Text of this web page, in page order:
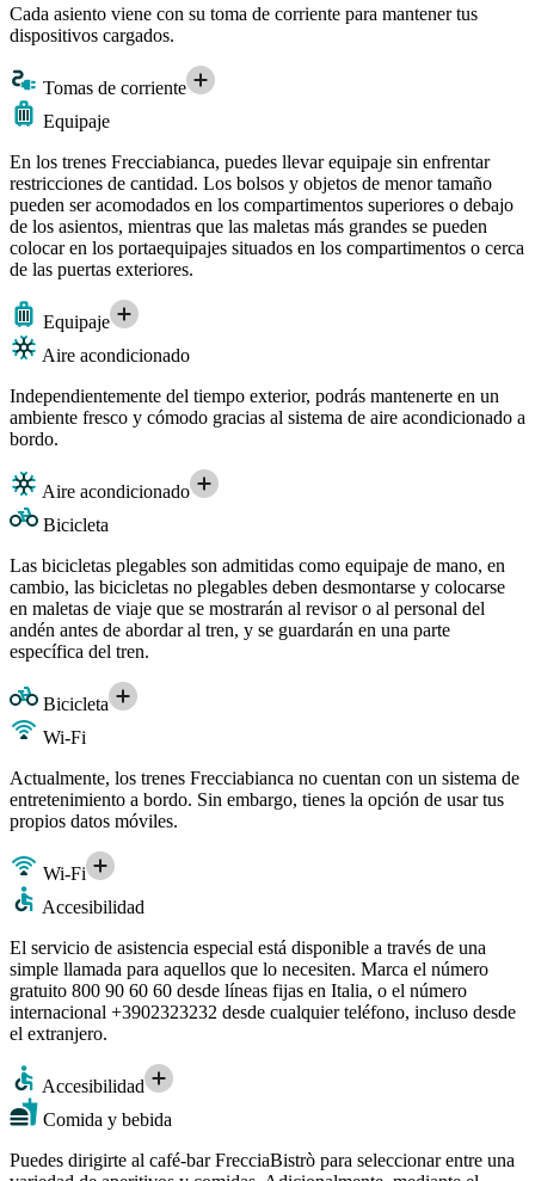
Cada asiento viene con su toma de corriente para mantener tus
dispositivos cargados.
Tomas de corriente
Equipaje
En los trenes Frecciabianca, puedes llevar equipaje sin enfrentar
restricciones de cantidad. Los bolsos y objetos de menor tamaño
pueden ser acomodados en los compartimentos superiores o debajo
de los asientos, mientras que las maletas más grandes se pueden
colocar en los portaequipajes situados en los compartimentos o cerca
de las puertas exteriores.
Equipaje
Aire acondicionado
Independientemente del tiempo exterior, podrás mantenerte en un
ambiente fresco y cómodo gracias al sistema de aire acondicionado a
bordo.
Aire acondicionado
Bicicleta
Las bicicletas plegables son admitidas como equipaje de mano, en
cambio, las bicicletas no plegables deben desmontarse y colocarse
en maletas de viaje que se mostrarán al revisor o al personal del
andén antes de abordar al tren, y se guardarán en una parte
específica del tren.
Bicicleta
Wi-Fi
Actualmente, los trenes Frecciabianca no cuentan con un sistema de
entretenimiento a bordo. Sin embargo, tienes la opción de usar tus
propios datos móviles.
Wi-Fi
Accesibilidad
El servicio de asistencia especial está disponible a través de una
simple llamada para aquellos que lo necesiten. Marca el número
gratuito 800 90 60 60 desde líneas fijas en Italia, o el número
internacional +3902323232 desde cualquier teléfono, incluso desde
el extranjero.
Accesibilidad
Comida y bebida
Puedes dirigirte al café-bar FrecciaBistrò para seleccionar entre una